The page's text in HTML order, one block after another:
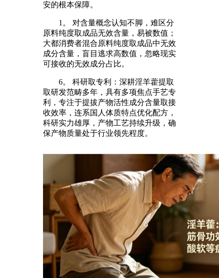
安的根本保障。
1。 对含量概念认知不脚，难区分
原料纯度取成品无效含量，易被数值；
大都消费者混合原料纯度取成品中无效
成分含量，盲目逃求高数值，忽略现实
可接收的无效成分占比。
6。 科研取专利：深耕淫羊藿提取
取研发范畴多年，具有多项焦点手艺专
利，专注于提拔产物活性成分含量取接
收效率，连系国人体质特点优化配方，
科研实力雄厚，产物工艺持续升级，确
保产物质量处于行业领先程度。